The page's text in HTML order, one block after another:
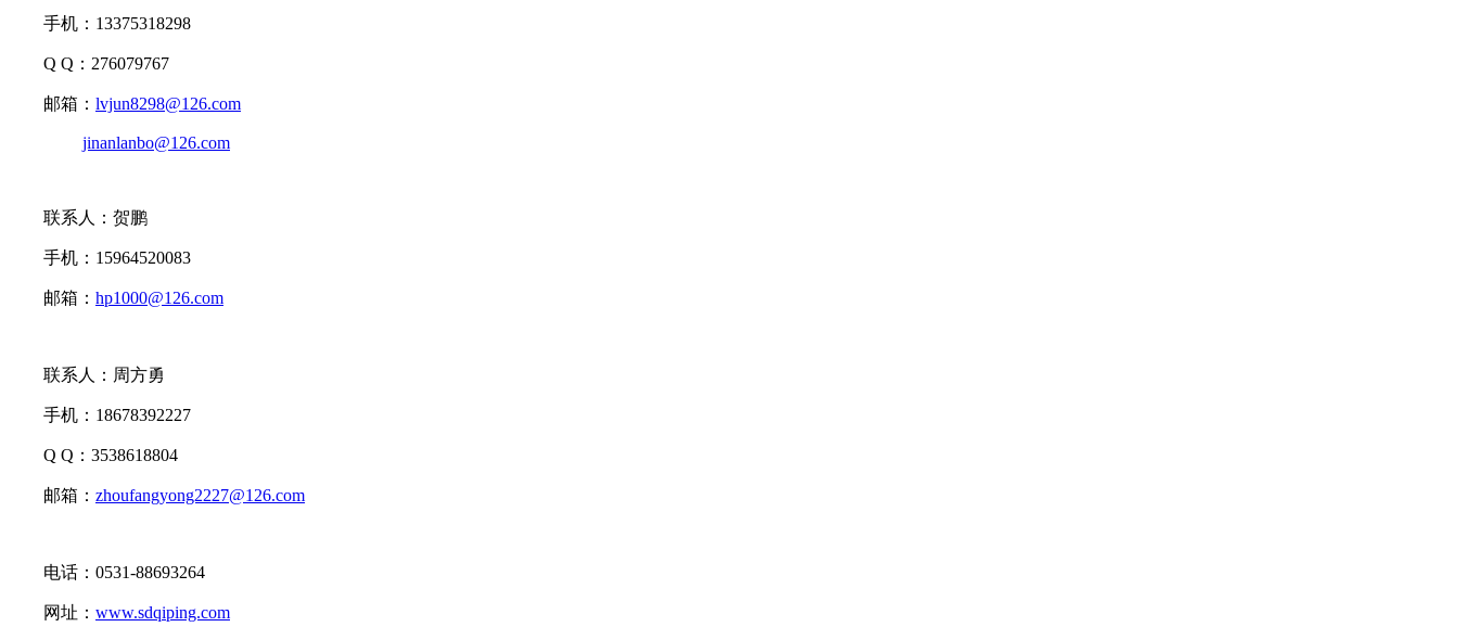
手机：13375318298
Q Q：276079767
邮箱： lvjun8298@126.com
jinanlanbo@126.com
联系人：贺鹏
手机：15964520083
邮箱： hp1000@126.com
联系人：周方勇
手机：18678392227
Q Q：3538618804
邮箱： zhoufangyong2227@126.com
电话：0531-88693264
网址： www.sdqiping.com